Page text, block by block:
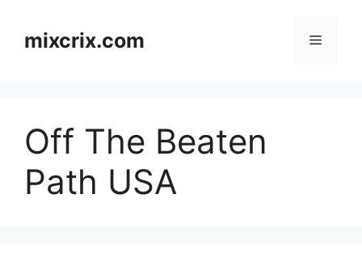
contentmixcrix.com Menu
Off The Beaten
Path USA